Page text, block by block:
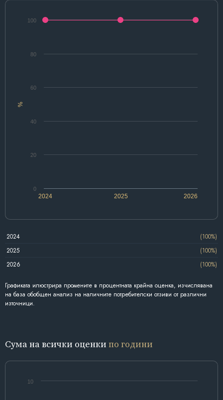
%
2024 2025 2026
0
20
40
60
80
100
2024
(100%)
2025
(100%)
2026
(100%)
Графиката илюстрира промените в процентната крайна оценка, изчислявана
на база обобщен анализ на наличните потребителски отзиви от различни
източници.
Сума на всички оценки по години
10